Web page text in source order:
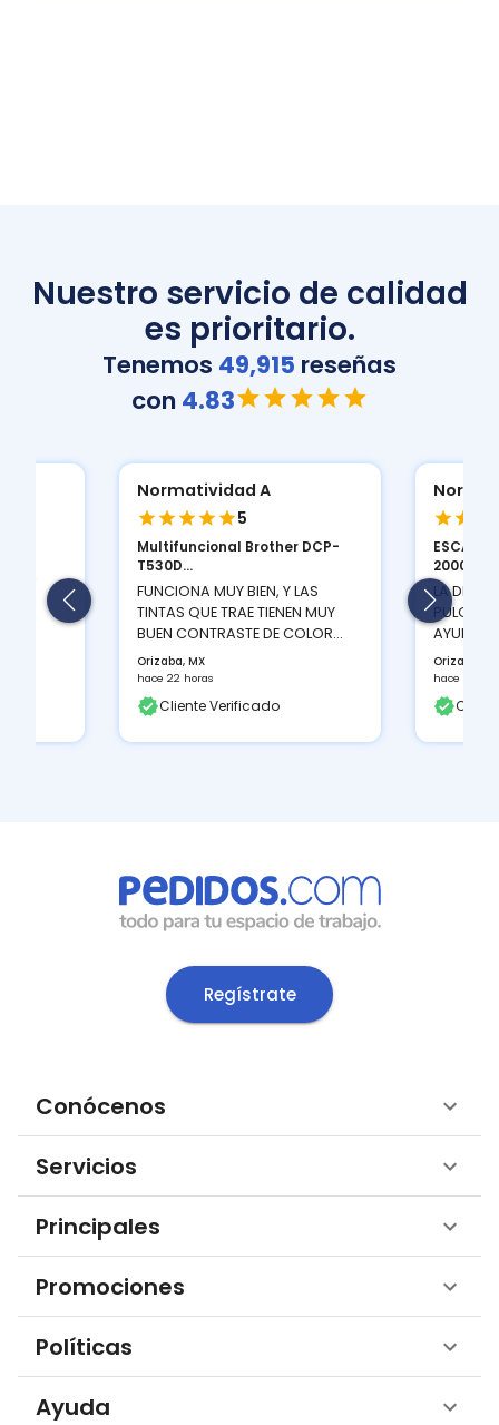
Nuestro servicio de calidad
es prioritario.
Tenemos 49,915 reseñas
con 4.83
Normatividad A
5
Multifuncional Brother DCP-
T530D...
FUNCIONA MUY BIEN, Y LAS
TINTAS QUE TRAE TIENEN MUY
BUEN CONTRASTE DE COLOR...
Orizaba, MX
hace 22 horas
Cliente Verificado
2000 S...
LA
AYUDA A
Orizaba,
hace 22
Regístrate
Conócenos
Servicios
Principales
Promociones
Políticas
Ayuda